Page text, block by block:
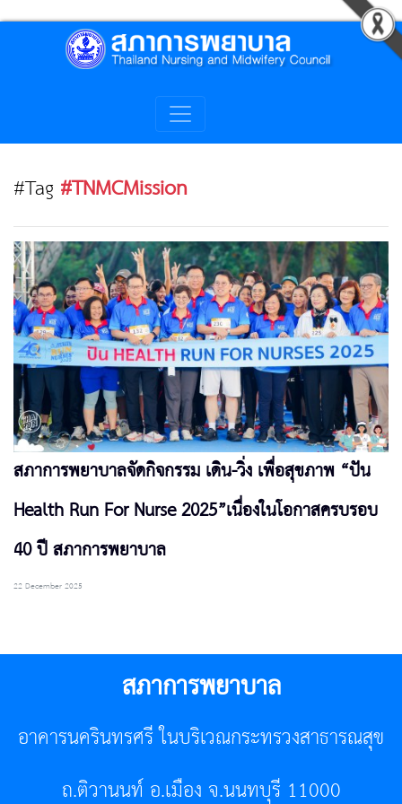
#Tag #TNMCMission
สภาการพยาบาลจัดกิจกรรม เดิน-วิ่ง เพื่อสุขภาพ “ปัน
Health Run For Nurse 2025”เนื่องในโอกาสครบรอบ
40 ปี สภาการพยาบาล
22 December 2025
สภาการพยาบาล
อาคารนครินทรศรี ในบริเวณกระทรวงสาธารณสุข
ถ.ติวานนท์ อ.เมือง จ.นนทบุรี 11000